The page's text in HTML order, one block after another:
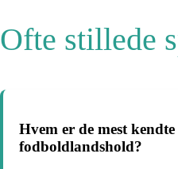
Ofte stillede
Hvem er de mest
fodboldlandshold?